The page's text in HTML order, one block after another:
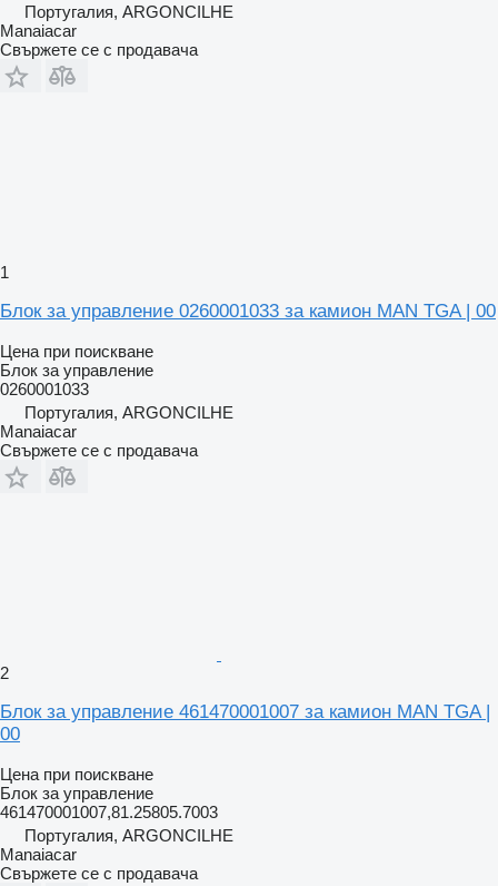
Португалия, ARGONCILHE
Manaiacar
Свържете се с продавача
1
Блок за управление 0260001033 за камион MAN TGA | 00
Цена при поискване
Блок за управление
0260001033
Португалия, ARGONCILHE
Manaiacar
Свържете се с продавача
2
Блок за управление 461470001007 за камион MAN TGA |
00
Цена при поискване
Блок за управление
461470001007,81.25805.7003
Португалия, ARGONCILHE
Manaiacar
Свържете се с продавача